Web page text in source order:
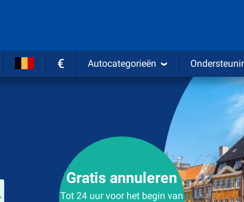
€ Autocategorieën
Verhuurlocatie
Gratis annuleren
Tot 24 uur voor het begin van